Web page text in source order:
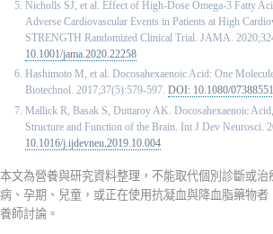
Nicholls SJ, et al. Effect of High-Dose Omega-3 Fatty
Adverse Cardiovascular Events in Patients at High
STRENGTH Randomized Clinical Trial. JAMA.
10.1001/jama.2020.22258
Hashimoto M, et al. Docosahexaenoic Acid: One
Biotechnol. 2017;37(5):579-597. DOI: 10.1080/
Mallick R, Basak S, Duttaroy AK. Docosahexaenoic
Structure and Function of the Brain. Int J Dev Neurosci.
10.1016/j.ijdevneu.2019.10.004
本文為營養與研究資料整理，不能取代個別診斷或
病、孕期、兒童，或正在使用抗凝血與降血脂藥物者
養師討論。